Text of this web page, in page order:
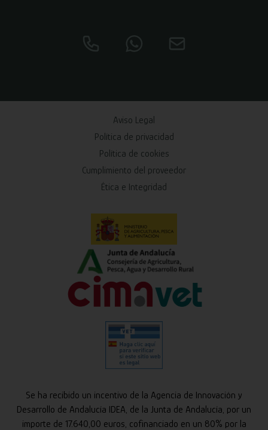
Aviso Legal
Política de privacidad
Política de cookies
Cumplimiento del proveedor
Ética e Integridad
Se ha recibido un incentivo de la Agencia de Innovación y
Desarrollo de Andalucía IDEA, de la Junta de Andalucía, por un
importe de 17.640,00 euros, cofinanciado en un 80% por la